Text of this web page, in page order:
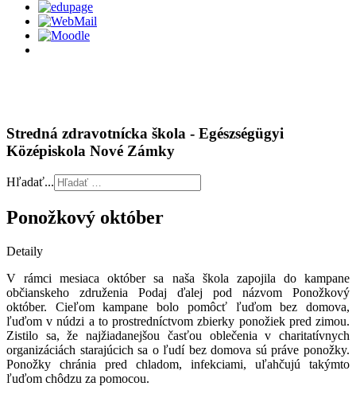
Stredná zdravotnícka škola - Egészségügyi
Középiskola Nové Zámky
Hľadať...
Ponožkový október
Detaily
V rámci mesiaca október sa naša škola zapojila do kampane
občianskeho združenia Podaj ďalej pod názvom Ponožkový
október. Cieľom kampane bolo pomôcť ľuďom bez domova,
ľuďom v núdzi a to prostredníctvom zbierky ponožiek pred zimou.
Zistilo sa, že najžiadanejšou časťou oblečenia v charitatívnych
organizáciách starajúcich sa o ľudí bez domova sú práve ponožky.
Ponožky chránia pred chladom, infekciami, uľahčujú takýmto
ľuďom chôdzu za pomocou.